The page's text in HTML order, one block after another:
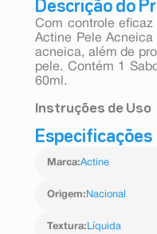
Descrição do
Com controle
Actine Pele
acneica, além de
pele. Contém 1
60ml.
Instruções de Uso
Aplique o sabonete
Especificações
Marca:Actine
Origem: Nacional
Textura: Líquida